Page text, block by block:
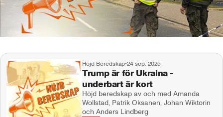
Höjd Beredskap•24 sep. 2025
Trump är för Ukraina -
underbart är kort
Höjd beredskap av och med Amanda
Wollstad, Patrik Oksanen, Johan Wiktorin
och Anders Lindberg